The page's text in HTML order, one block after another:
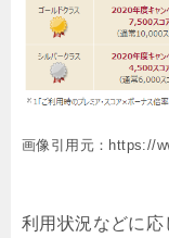
画像引用元：https://
利用状況などに